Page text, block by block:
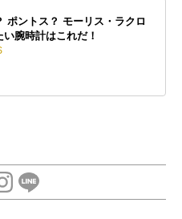
ポントス？ モーリス・ラクロ
い腕時計はこれだ！